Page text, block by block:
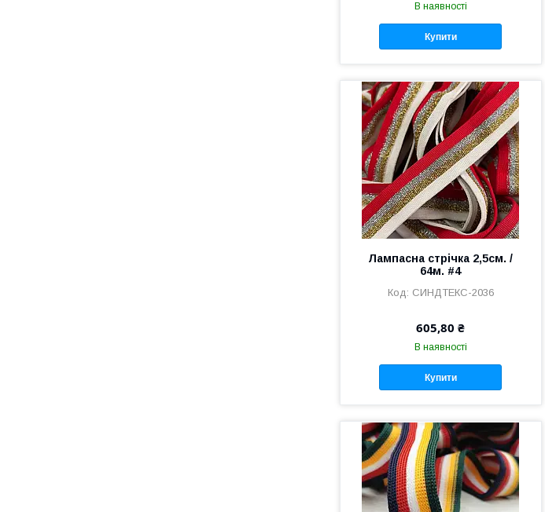
В наявності
Купити
Лампасна стрічка 2,5см. /
64м. #4
СИНДТЕКС-2036
605,80 ₴
В наявності
Купити